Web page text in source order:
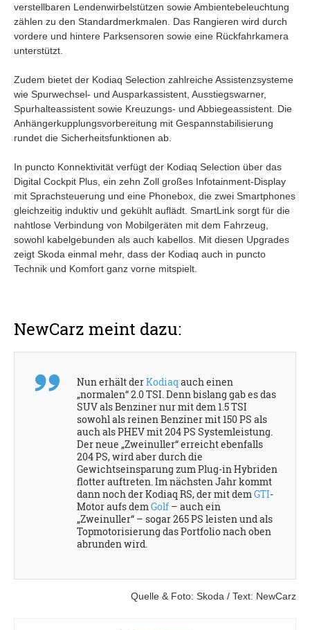
verstellbaren Lendenwirbelstützen sowie Ambientebeleuchtung
zählen zu den Standardmerkmalen. Das Rangieren wird durch
vordere und hintere Parksensoren sowie eine Rückfahrkamera
unterstützt.
Zudem bietet der Kodiaq Selection zahlreiche Assistenzsysteme
wie Spurwechsel- und Ausparkassistent, Ausstiegswarner,
Spurhalteassistent sowie Kreuzungs- und Abbiegeassistent. Die
Anhängerkupplungsvorbereitung mit Gespannstabilisierung
rundet die Sicherheitsfunktionen ab.
In puncto Konnektivität verfügt der Kodiaq Selection über das
Digital Cockpit Plus, ein zehn Zoll großes Infotainment-Display
mit Sprachsteuerung und eine Phonebox, die zwei Smartphones
gleichzeitig induktiv und gekühlt auflädt. SmartLink sorgt für die
nahtlose Verbindung von Mobilgeräten mit dem Fahrzeug,
sowohl kabelgebunden als auch kabellos. Mit diesen Upgrades
zeigt Skoda einmal mehr, dass der Kodiaq auch in puncto
Technik und Komfort ganz vorne mitspielt.
NewCarz meint dazu:
Nun erhält derKodiaq auch einen
„normalen“ 2.0 TSI. Denn bislang gab es das
SUV als Benziner nur mit dem 1.5 TSI
sowohl als reinen Benziner mit 150 PS als
auch als PHEV mit 204 PS Systemleistung.
Der neue „Zweinuller“ erreicht ebenfalls
204 PS, wird aber durch die
Gewichtseinsparung zum Plug-in Hybriden
flotter auftreten. Im nächsten Jahr kommt
dann noch der Kodiaq RS, der mit dem GTI-
Motor aufs dem Golf – auch ein
„Zweinuller“ – sogar 265 PS leisten und als
Topmotorisierung das Portfolio nach oben
abrunden wird.
Quelle & Foto: Skoda / Text: NewCarz